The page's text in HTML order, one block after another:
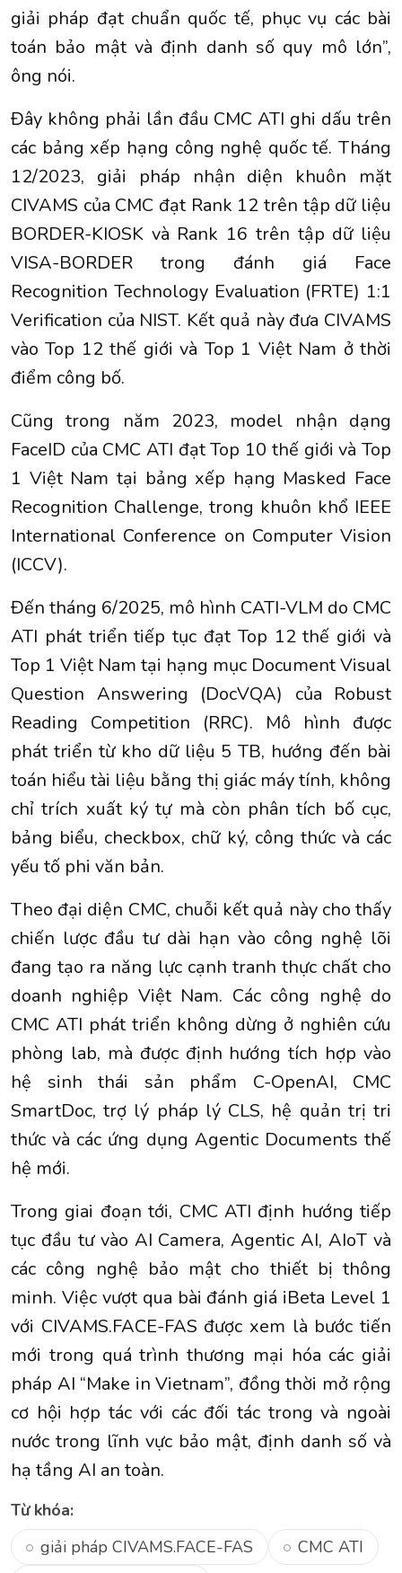
giải pháp đạt chuẩn quốc tế, phục vụ các bài
toán bảo mật và định danh số quy mô lớn”,
ông nói.
Đây không phải lần đầu CMC ATI ghi dấu trên
các bảng xếp hạng công nghệ quốc tế. Tháng
12/2023, giải pháp nhận diện khuôn mặt
CIVAMS của CMC đạt Rank 12 trên tập dữ liệu
BORDER-KIOSK và Rank 16 trên tập dữ liệu
VISA-BORDER trong đánh giá Face
Recognition Technology Evaluation (FRTE) 1:1
Verification của NIST. Kết quả này đưa CIVAMS
vào Top 12 thế giới và Top 1 Việt Nam ở thời
điểm công bố.
Cũng trong năm 2023, model nhận dạng
FaceID của CMC ATI đạt Top 10 thế giới và Top
1 Việt Nam tại bảng xếp hạng Masked Face
Recognition Challenge, trong khuôn khổ IEEE
International Conference on Computer Vision
(ICCV).
Đến tháng 6/2025, mô hình CATI-VLM do CMC
ATI phát triển tiếp tục đạt Top 12 thế giới và
Top 1 Việt Nam tại hạng mục Document Visual
Question Answering (DocVQA) của Robust
Reading Competition (RRC). Mô hình được
phát triển từ kho dữ liệu 5 TB, hướng đến bài
toán hiểu tài liệu bằng thị giác máy tính, không
chỉ trích xuất ký tự mà còn phân tích bố cục,
bảng biểu, checkbox, chữ ký, công thức và các
yếu tố phi văn bản.
Theo đại diện CMC, chuỗi kết quả này cho thấy
chiến lược đầu tư dài hạn vào công nghệ lõi
đang tạo ra năng lực cạnh tranh thực chất cho
doanh nghiệp Việt Nam. Các công nghệ do
CMC ATI phát triển không dừng ở nghiên cứu
phòng lab, mà được định hướng tích hợp vào
hệ sinh thái sản phẩm C-OpenAI, CMC
SmartDoc, trợ lý pháp lý CLS, hệ quản trị tri
thức và các ứng dụng Agentic Documents thế
hệ mới.
Trong giai đoạn tới, CMC ATI định hướng tiếp
tục đầu tư vào AI Camera, Agentic AI, AIoT và
các công nghệ bảo mật cho thiết bị thông
minh. Việc vượt qua bài đánh giá iBeta Level 1
với CIVAMS.FACE-FAS được xem là bước tiến
mới trong quá trình thương mại hóa các giải
pháp AI “Make in Vietnam”, đồng thời mở rộng
cơ hội hợp tác với các đối tác trong và ngoài
nước trong lĩnh vực bảo mật, định danh số và
hạ tầng AI an toàn.
Từ khóa:
giải pháp CIVAMS.FACE-FAS
CMC ATI